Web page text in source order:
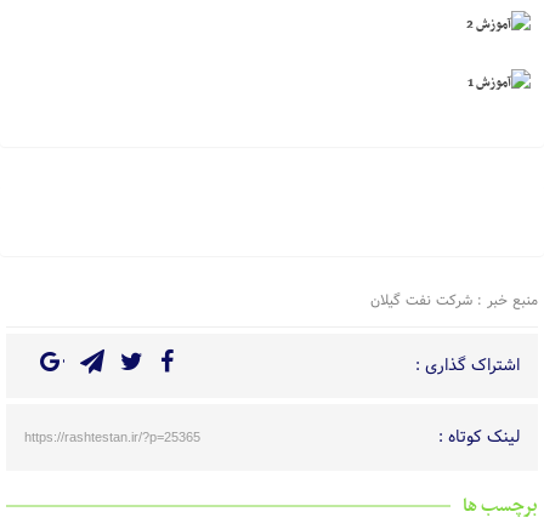
منبع خبر : شرکت نفت گیلان
اشتراک گذاری :
لینک کوتاه : https://rashtestan.ir/?p=25365
برچسب ها